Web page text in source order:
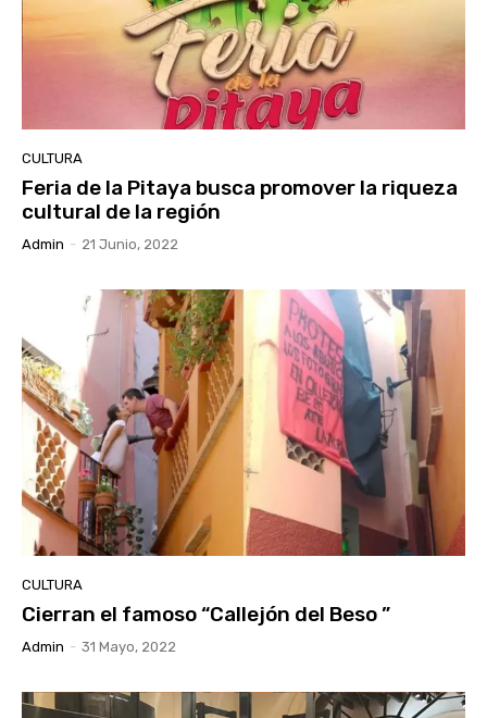
CULTURA
Feria de la Pitaya busca promover la riqueza
cultural de la región
Admin - 21 Junio, 2022
CULTURA
Cierran el famoso “Callejón del Beso ”
Admin - 31 Mayo, 2022